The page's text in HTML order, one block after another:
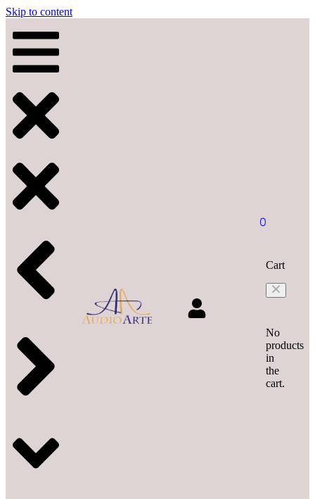
Skip to content
0
Cart
No
products
in
the
cart.